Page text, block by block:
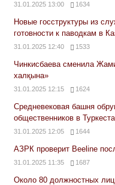
31.01.2025 13:00 1634
Новые госструктуры из
готовности к паводкам в
31.01.2025 12:40 1533
Чинкисбаева сменила
халқына»
31.01.2025 12:15 1624
Средневековая башня
общественников в
31.01.2025 12:05 1644
АЗРК проверит Beeline
31.01.2025 11:35 1687
Около 80 должностных лиц